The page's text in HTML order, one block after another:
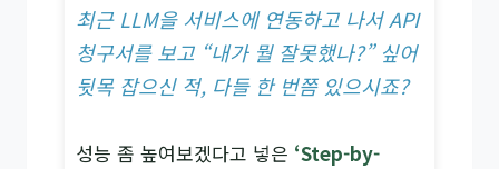
최근 LLM을 서비스에 연동하고 나서 API
청구서를 보고 “내가 뭘 잘못했나?” 싶어
뒷목 잡으신 적, 다들 한 번쯤 있으시죠?
성능 좀 높여보겠다고 넣은 ‘Step-by-